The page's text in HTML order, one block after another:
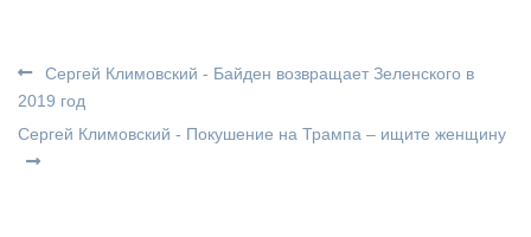
Сергей Климовский - Байден возвращает Зеленского в
2019 год
Сергей Климовский - Покушение на Трампа – ищите женщину